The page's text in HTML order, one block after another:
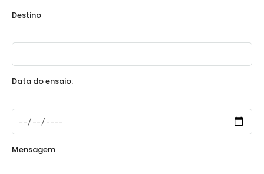
Destino
Data do ensaio:
Mensagem